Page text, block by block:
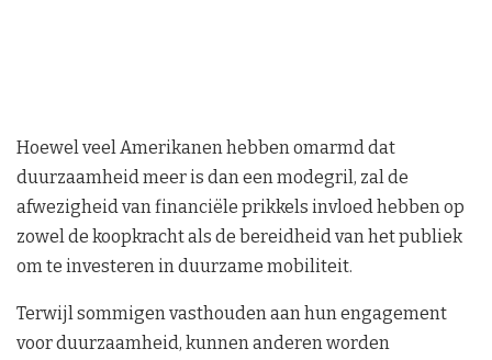
Hoewel veel Amerikanen hebben omarmd dat
duurzaamheid meer is dan een modegril, zal de
afwezigheid van financiële prikkels invloed hebben op
zowel de koopkracht als de bereidheid van het publiek
om te investeren in duurzame mobiliteit.
Terwijl sommigen vasthouden aan hun engagement
voor duurzaamheid, kunnen anderen worden